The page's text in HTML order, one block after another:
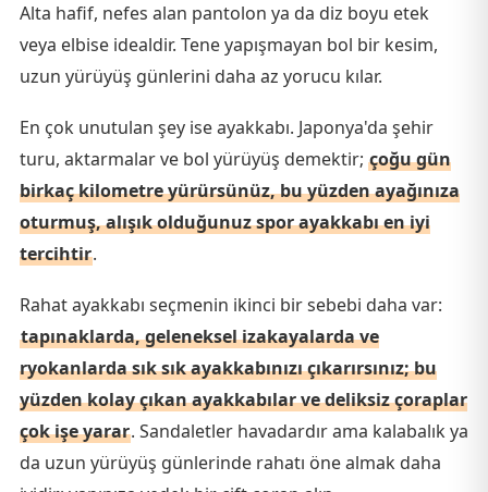
Alta hafif, nefes alan pantolon ya da diz boyu etek
veya elbise idealdir. Tene yapışmayan bol bir kesim,
uzun yürüyüş günlerini daha az yorucu kılar.
En çok unutulan şey ise ayakkabı. Japonya'da şehir
turu, aktarmalar ve bol yürüyüş demektir; çoğu gün
birkaç kilometre yürürsünüz, bu yüzden ayağınıza
oturmuş, alışık olduğunuz spor ayakkabı en iyi
tercihtir.
Rahat ayakkabı seçmenin ikinci bir sebebi daha var:
tapınaklarda, geleneksel izakayalarda ve
ryokanlarda sık sık ayakkabınızı çıkarırsınız; bu
yüzden kolay çıkan ayakkabılar ve deliksiz çoraplar
çok işe yarar. Sandaletler havadardır ama kalabalık ya
da uzun yürüyüş günlerinde rahatı öne almak daha